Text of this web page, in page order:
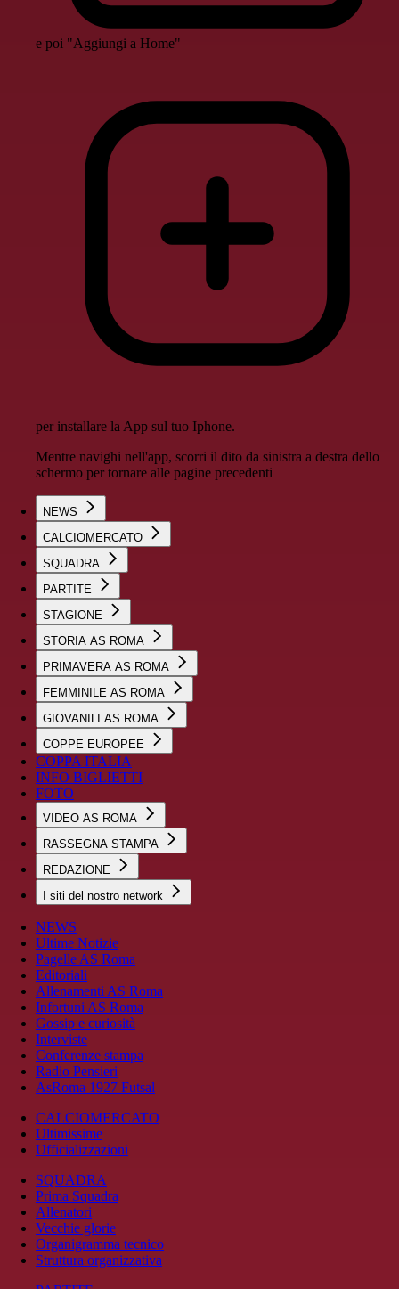
e poi "Aggiungi a Home"
per installare la App sul tuo Iphone.
Mentre navighi nell'app, scorri il dito da sinistra a destra dello
schermo per tornare alle pagine precedenti
NEWS
CALCIOMERCATO
SQUADRA
PARTITE
STAGIONE
STORIA AS ROMA
PRIMAVERA AS ROMA
FEMMINILE AS ROMA
GIOVANILI AS ROMA
COPPE EUROPEE
COPPA ITALIA
INFO BIGLIETTI
FOTO
VIDEO AS ROMA
RASSEGNA STAMPA
REDAZIONE
I siti del nostro network
NEWS
Ultime Notizie
Pagelle AS Roma
Editoriali
Allenamenti AS Roma
Infortuni AS Roma
Gossip e curiosità
Interviste
Conferenze stampa
Radio Pensieri
AsRoma 1927 Futsal
CALCIOMERCATO
Ultimissime
Ufficializzazioni
SQUADRA
Prima Squadra
Allenatori
Vecchie glorie
Organigramma tecnico
Struttura organizzativa